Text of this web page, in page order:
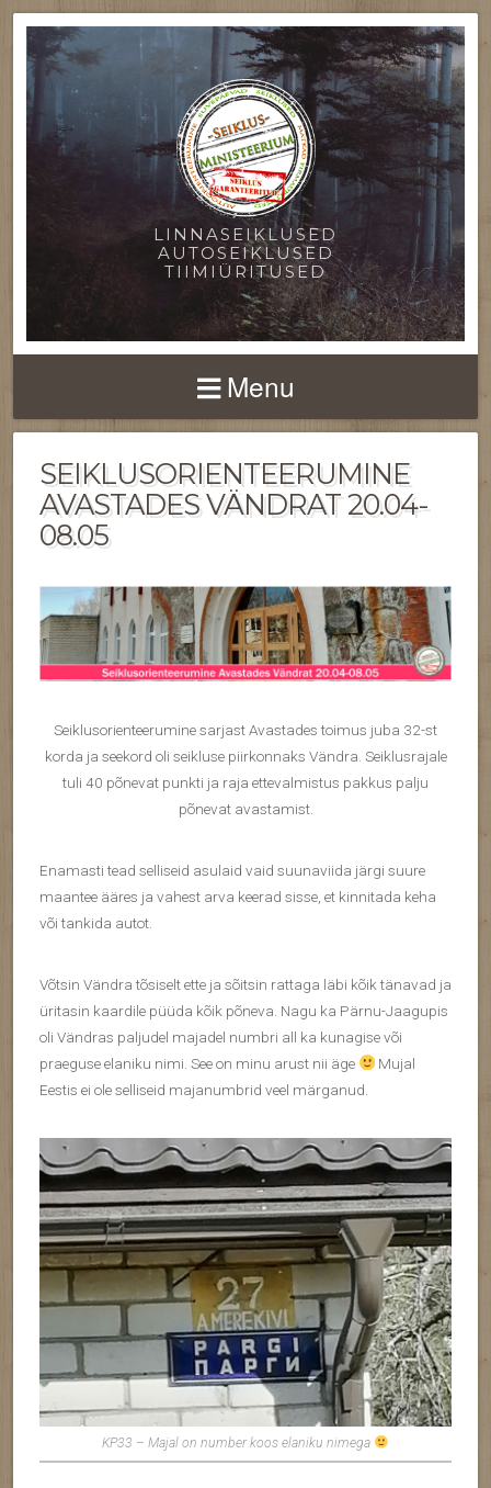
LINNASEIKLUSED
AUTOSEIKLUSED
TIIMIÜRITUSED
Menu
SEIKLUSORIENTEERUMINE
AVASTADES VÄNDRAT 20.04-
08.05
Seiklusorienteerumine sarjast Avastades toimus juba 32-st
korda ja seekord oli seikluse piirkonnaks Vändra. Seiklusrajale
tuli 40 põnevat punkti ja raja ettevalmistus pakkus palju
põnevat avastamist.
Enamasti tead selliseid asulaid vaid suunaviida järgi suure
maantee ääres ja vahest arva keerad sisse, et kinnitada keha
või tankida autot.
Võtsin Vändra tõsiselt ette ja sõitsin rattaga läbi kõik tänavad ja
üritasin kaardile püüda kõik põneva. Nagu ka Pärnu-Jaagupis
oli Vändras paljudel majadel numbri all ka kunagise või
praeguse elaniku nimi. See on minu arust nii äge
Mujal
Eestis ei ole selliseid majanumbrid veel märganud.
KP33 – Majal on number koos elaniku nimega